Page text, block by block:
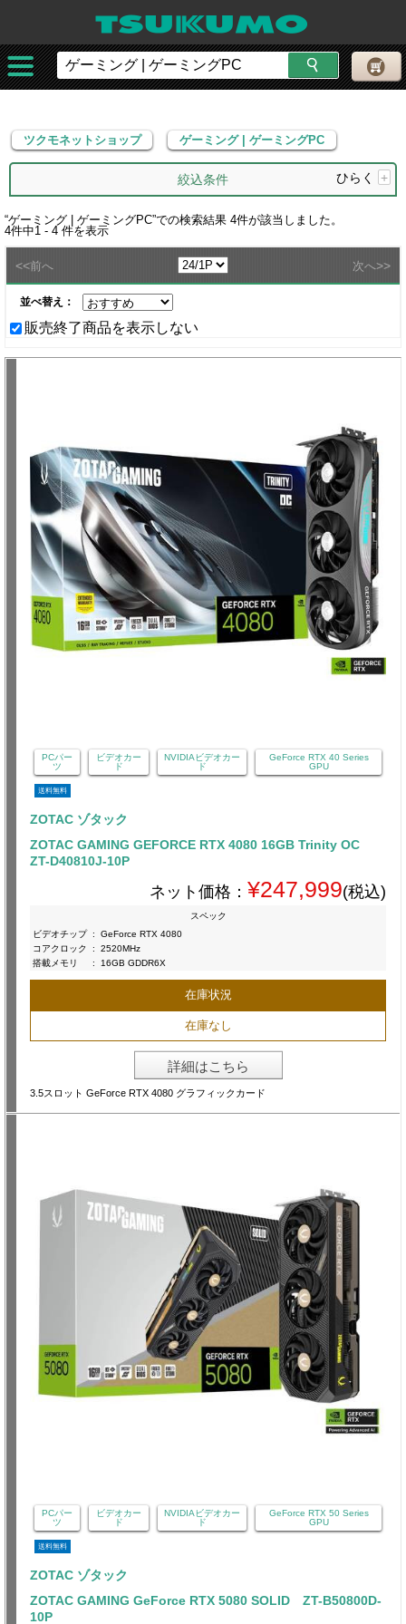
ツクモネットショップ ゲーミング | ゲーミングPC
ツクモネットショップ ゲーミング | ゲーミングPC
絞込条件 ひらく +
“ゲーミング | ゲーミングPC”での検索結果 4件が該当しました。
4件中1 - 4 件を表示
<<前へ 次へ>>
並べ替え：
販売終了商品を表示しない
PCパー
ツ
ビデオカー
ド
NVIDIAビデオカー
ド
GeForce RTX 40 Series
GPU
送料無料
ZOTAC ゾタック
ZOTAC GAMING GEFORCE RTX 4080 16GB Trinity OC
ZT-D40810J-10P
ネット価格： ¥247,999(税込)
スペック
ビデオチップ :
GeForce RTX 4080
コアクロック
:
2520MHz
搭載メモリ
: 16GB GDDR6X
在庫状況
在庫なし
詳細はこちら
3.5スロット GeForce RTX 4080 グラフィックカード
PCパー
ツ
ビデオカー
ド
NVIDIAビデオカー
ド
GeForce RTX 50 Series
GPU
送料無料
ZOTAC ゾタック
ZOTAC GAMING GeForce RTX 5080 SOLID ZT-B50800D-
10P